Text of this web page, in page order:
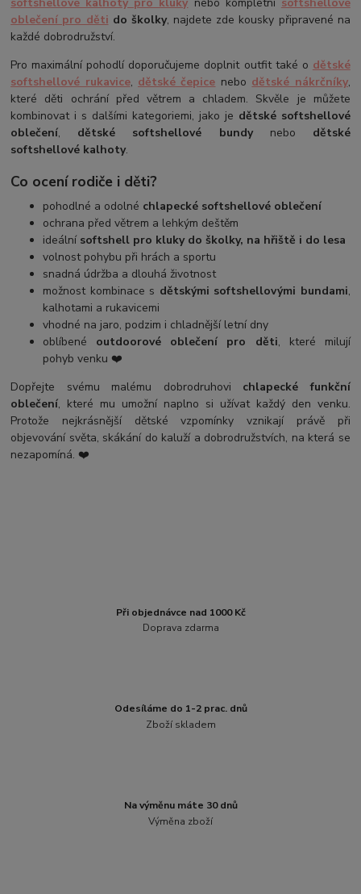
oblečení pro děti do školky, najdete zde kousky připravené na
každé dobrodružství.
Pro maximální pohodlí doporučujeme doplnit outfit také o dětské
softshellové rukavice, dětské čepice nebo dětské nákrčníky,
které děti ochrání před větrem a chladem. Skvěle je můžete
kombinovat i s dalšími kategoriemi, jako je dětské softshellové
oblečení, dětské softshellové bundynebo dětské
softshellové kalhoty.
Co ocení rodiče i děti?
pohodlné a odolné chlapecké softshellové oblečení
ochrana před větrem a lehkým deštěm
ideální softshell pro kluky do školky, na hřiště i do lesa
volnost pohybu při hrách a sportu
snadná údržba a dlouhá životnost
možnost kombinace s dětskými softshellovými bundami,
kalhotami a rukavicemi
vhodné na jaro, podzim i chladnější letní dny
oblíbené outdoorové oblečení pro děti, které milují
pohyb venku ❤️
Dopřejte svému malému dobrodruhovi chlapecké funkční
oblečení, které mu umožní naplno si užívat každý den venku.
Protože nejkrásnější dětské vzpomínky vznikají právě při
objevování světa, skákání do kaluží a dobrodružstvích, na která se
nezapomíná. ❤️
Při objednávce nad 1000 Kč
Doprava zdarma
Odesíláme do 1-2 prac. dnů
Zboží skladem
Na výměnu máte 30 dnů
Výměna zboží